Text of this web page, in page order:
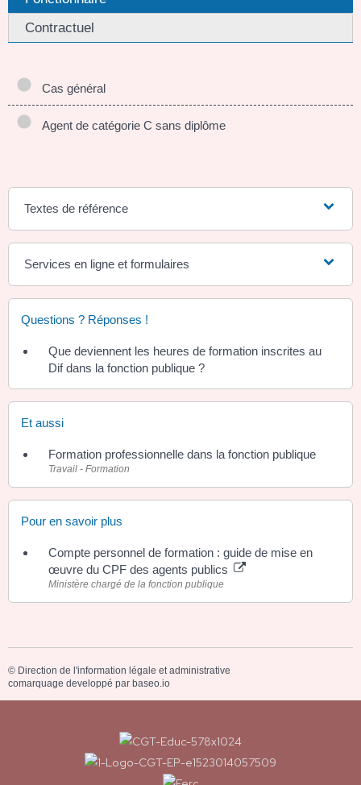
Contractuel
Cas général
Agent de catégorie C sans diplôme
Textes de référence
Services en ligne et formulaires
Questions ? Réponses !
Que deviennent les heures de formation inscrites au
Dif dans la fonction publique ?
Et aussi
Formation professionnelle dans la fonction publique
Travail - Formation
Pour en savoir plus
Compte personnel de formation : guide de mise en
œuvre du CPF des agents publics
Ministère chargé de la fonction publique
© Direction de l'information légale et administrative
comarquage developpé par baseo.io